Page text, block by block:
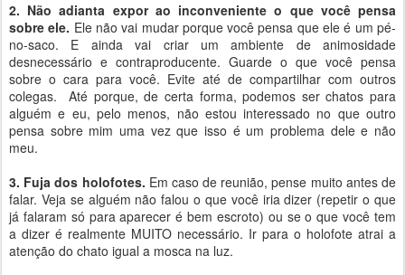
2. Não adianta expor ao inconveniente o que você pensa
sobre ele. Ele não vai mudar porque você pensa que ele é um pé-
no-saco. E ainda vai criar um ambiente de animosidade
desnecessário e contraproducente. Guarde o que você pensa
sobre o cara para você. Evite até de compartilhar com outros
colegas. Até porque, de certa forma, podemos ser chatos para
alguém e eu, pelo menos, não estou interessado no que outro
pensa sobre mim uma vez que isso é um problema dele e não
meu.
3. Fuja dos holofotes. Em caso de reunião, pense muito antes de
falar. Veja se alguém não falou o que você iria dizer (repetir o que
já falaram só para aparecer é bem escroto) ou se o que você tem
a dizer é realmente MUITO necessário. Ir para o holofote atrai a
atenção do chato igual a mosca na luz.